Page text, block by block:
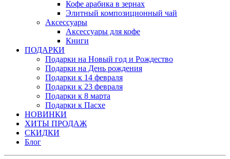
Кофе арабика в зернах
Элитный композиционный чай
Аксессуары
Аксессуары для кофе
Книги
ПОДАРКИ
Подарки на Новый год и Рождество
Подарки на День рождения
Подарки к 14 февраля
Подарки к 23 февраля
Подарки к 8 марта
Подарки к Пасхе
НОВИНКИ
ХИТЫ ПРОДАЖ
СКИДКИ
Блог